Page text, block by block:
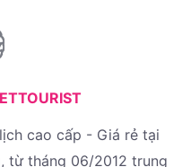
cao cấp - Giá rẻ tại
từ tháng 06/2012 trung